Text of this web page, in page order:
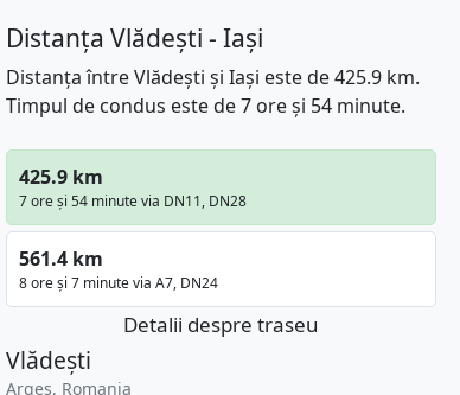
Distanța Vlădești - Iași
Distanța între Vlădești și Iași este de 425.9 km.
Timpul de condus este de 7 ore și 54 minute.
425.9 km
7 ore și 54 minute via DN11, DN28
561.4 km
8 ore și 7 minute via A7, DN24
Detalii despre traseu
Vlădești
Argeș, Romania